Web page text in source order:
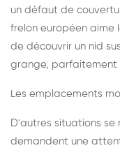
un défaut de
frelon européen aime
de découvrir un nid
grange, parfaitement
Les emplacements
D'autres situations se
demandent une